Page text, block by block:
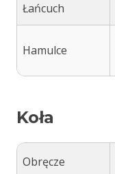
Łańcuch
Hamulce
Koła
Obręcze